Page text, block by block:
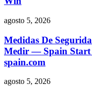
agosto 5, 2026
Medidas De
Medir — Spain Start
spain.com
agosto 5, 2026